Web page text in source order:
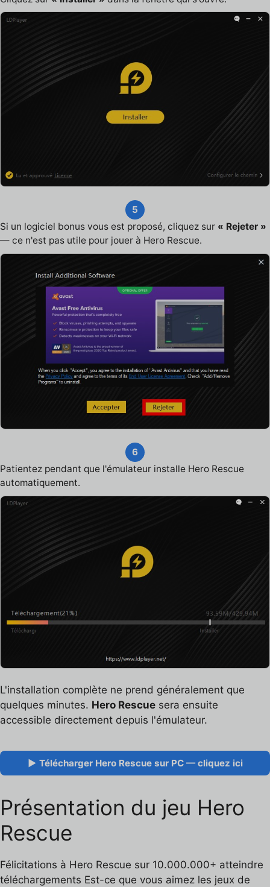
5
Si un logiciel bonus vous est proposé, cliquez sur « Rejeter »
— ce n'est pas utile pour jouer à Hero Rescue.
6
Patientez pendant que l'émulateur installe Hero Rescue
automatiquement.
L'installation complète ne prend généralement que
quelques minutes. Hero Rescue sera ensuite
accessible directement depuis l'émulateur.
▶ Télécharger Hero Rescue sur PC — cliquez ici
Présentation du jeu Hero
Rescue
Félicitations à Hero Rescue sur 10.000.000+ atteindre
téléchargements Est-ce que vous aimez les jeux de